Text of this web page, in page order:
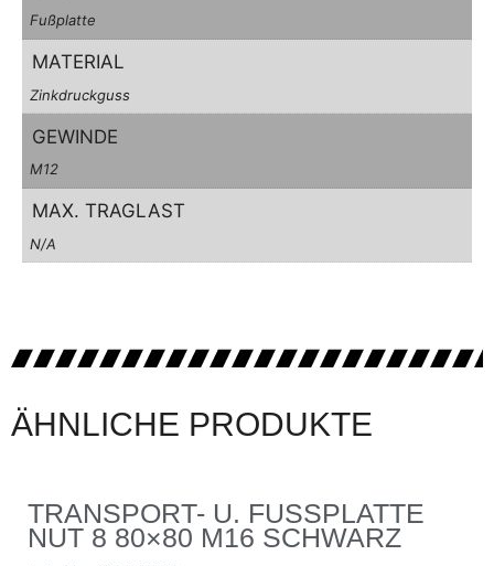
Fußplatte
MATERIAL
Zinkdruckguss
GEWINDE
M12
MAX. TRAGLAST
N/A
ÄHNLICHE PRODUKTE
TRANSPORT- U. FUSSPLATTE N
UT 8 80×80 M16 SCHWARZ